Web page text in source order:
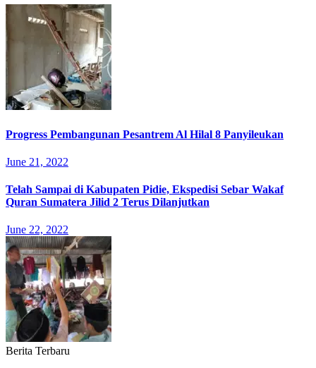
Progress Pembangunan Pesantrem Al Hilal 8 Panyileukan
June 21, 2022
Telah Sampai di Kabupaten Pidie, Ekspedisi Sebar Wakaf
Quran Sumatera Jilid 2 Terus Dilanjutkan
June 22, 2022
Berita Terbaru